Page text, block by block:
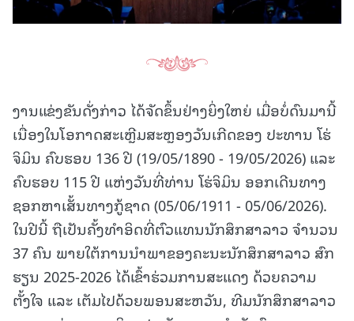
ງານແຂ່ງຂັນດັ່ງກ່າວ ໄດ້ຈັດຂຶ້ນຢ່າງຍິ່ງໃຫຍ່ ເມື່ອບໍ່ດົນມານີ້
ເນື່ອງໃນໂອກາດສະເຫຼີມສະຫຼອງວັນເກີດຂອງ ປະທານ ໂຮ່
ຈິມິນ ຄົບຮອບ 136 ປີ (19/05/1890 - 19/05/2026) ແລະ
ຄົບຮອບ 115 ປີ ແຫ່ງວັນທີ່ທ່ານ ໂຮ່ຈິມິນ ອອກເດີນທາງ
ຊອກຫາເສັ້ນທາງກູ້ຊາດ (05/06/1911 - 05/06/2026).
ໃນປີນີ້ ຖືເປັນຄັ້ງທຳອິດທີ່ຕົວແທນນັກສຶກສາລາວ ຈຳນວນ
37 ຄົນ ພາຍໃຕ້ການນຳພາຂອງຄະນະນັກສຶກສາລາວ ສົກ
ຮຽນ 2025-2026 ໄດ້ເຂົ້າຮ່ວມການສະແດງ ດ້ວຍຄວາມ
ຕັ້ງໃຈ ແລະ ເຕັມໄປດ້ວຍພອນສະຫວັນ, ທີມນັກສຶກສາລາວ